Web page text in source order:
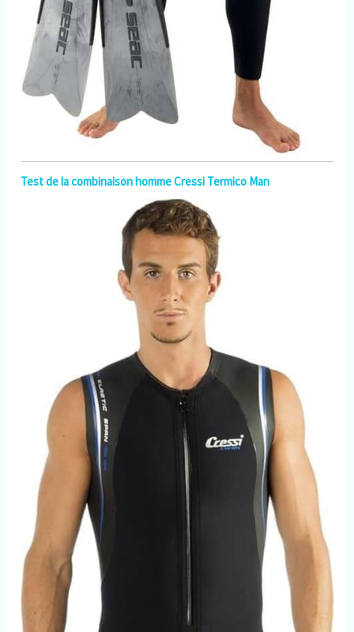
Test de la combinaison homme Cressi Termico Man